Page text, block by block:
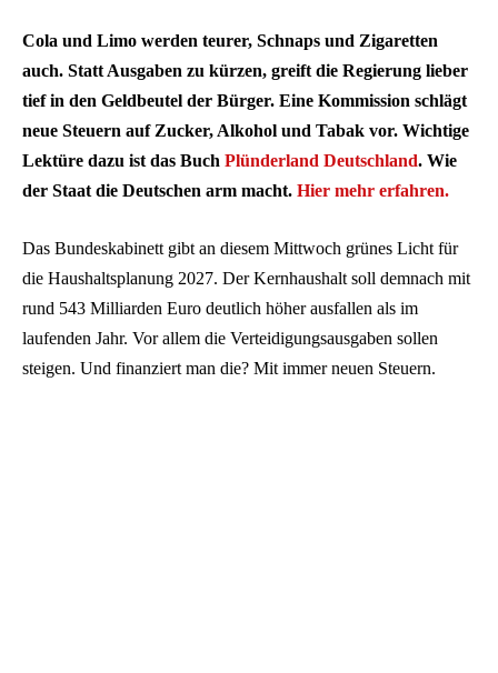
Cola und Limo werden teurer, Schnaps und Zigaretten
auch. Statt Ausgaben zu kürzen, greift die Regierung lieber
tief in den Geldbeutel der Bürger. Eine Kommission schlägt
neue Steuern auf Zucker, Alkohol und Tabak vor. Wichtige
Lektüre dazu ist das Buch Plünderland Deutschland. Wie
der Staat die Deutschen arm macht. Hier mehr erfahren.
Das Bundeskabinett gibt an diesem Mittwoch grünes Licht für
die Haushaltsplanung 2027. Der Kernhaushalt soll demnach mit
rund 543 Milliarden Euro deutlich höher ausfallen als im
laufenden Jahr. Vor allem die Verteidigungsausgaben sollen
steigen. Und finanziert man die? Mit immer neuen Steuern.